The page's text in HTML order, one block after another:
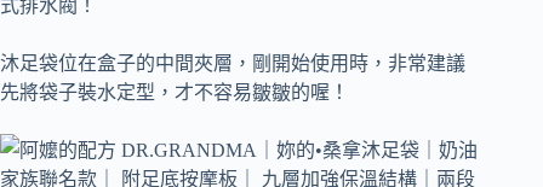
沐足袋位在盒子的中間夾層，剛開始使用時，非常建議
先將袋子裝水定型，才不容易皺皺的喔！